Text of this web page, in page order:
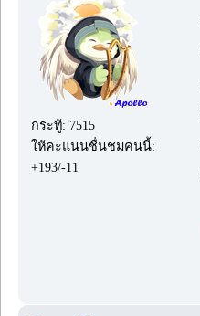
กระทู้: 7515
ให้คะแนนชื่นชมคนนี้:
+193/-11